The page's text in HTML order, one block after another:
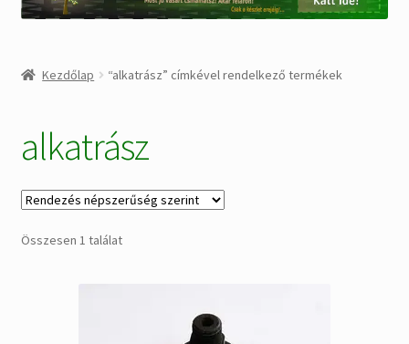
Kezdőlap
Alkatrészek
Kezdőlap “alkatrász” címkével rendelkező termékek
alkatrász
Összesen 1 találat